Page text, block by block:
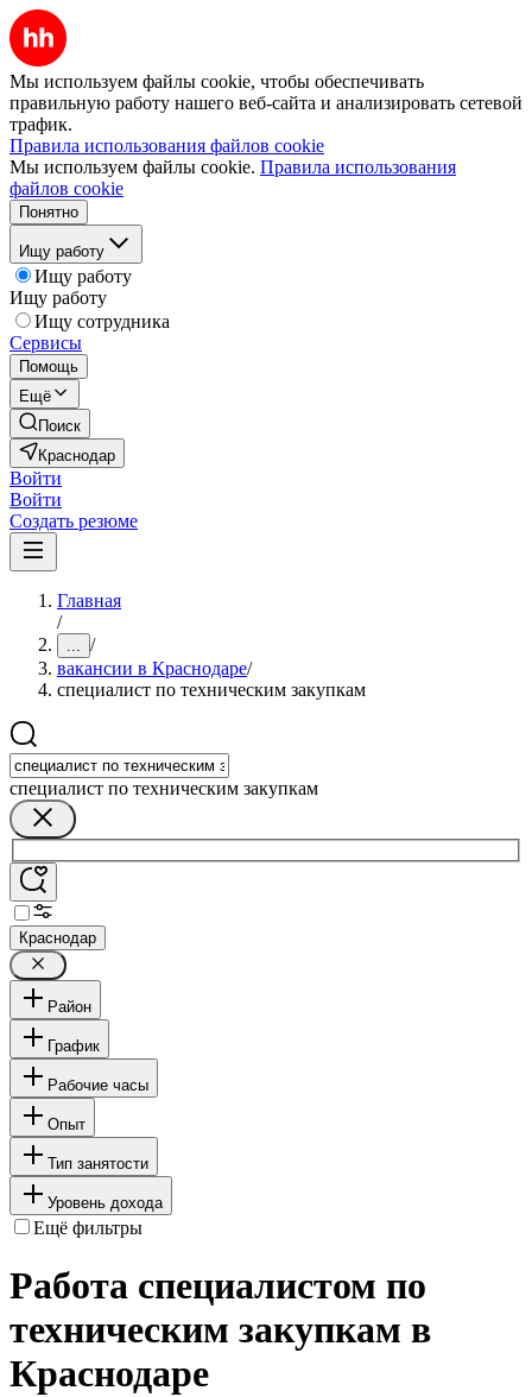
Мы используем файлы cookie, чтобы обеспечивать
правильную работу нашего веб-сайта и анализировать сетевой
трафик.
Правила использования файлов cookie
Мы используем файлы cookie. Правила использования
файлов cookie
Понятно
Ищу работу
Ищу работу
Ищу работу
Ищу сотрудника
Сервисы
Помощь
Ещё
Поиск
Краснодар
Войти
Войти
Создать резюме
Главная
/
... /
вакансии в Краснодаре/
специалист по техническим закупкам
специалист по техническим закупкам
Краснодар
Район
График
Рабочие часы
Опыт
Тип занятости
Уровень дохода
Ещё фильтры
Работа специалистом по
техническим закупкам в
Краснодаре